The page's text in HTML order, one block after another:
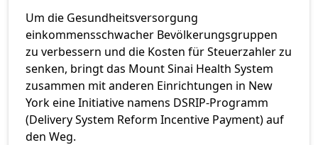
Um die Gesundheitsversorgung
einkommensschwacher Bevölkerungsgruppen
zu verbessern und die Kosten für Steuerzahler zu
senken, bringt das Mount Sinai Health System
zusammen mit anderen Einrichtungen in New
York eine Initiative namens DSRIP-Programm
(Delivery System Reform Incentive Payment) auf
den Weg.